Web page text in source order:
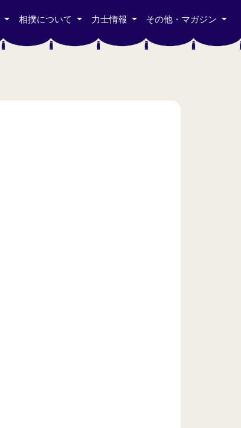
相撲について 力士情報 その他・マガジン